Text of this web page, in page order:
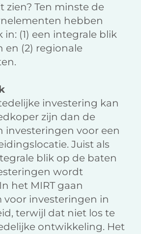
zien? Ten minste de
hebben
in: (1) een integrale blik
en (2) regionale
investering kan
zijn dan de
investeringen voor een
Juist als
blik op de baten
wordt
het MIRT gaan
voor investeringen in
terwijl dat niet los te
ontwikkeling. Het